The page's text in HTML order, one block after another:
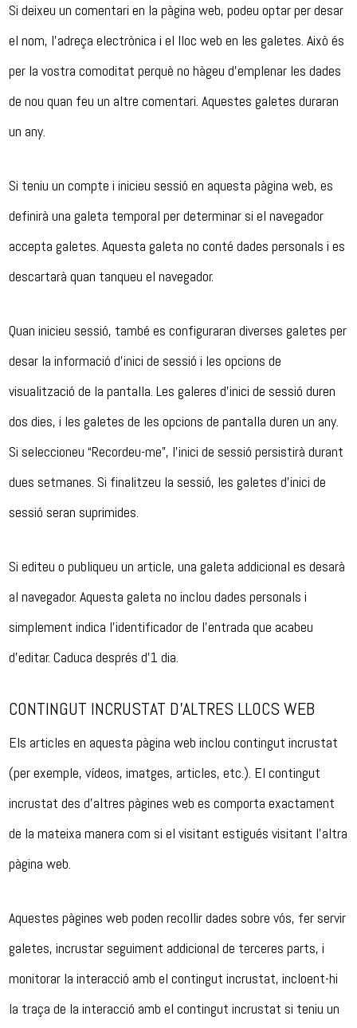
Si deixeu un comentari en la pàgina web, podeu optar per desar
el nom, l’adreça electrònica i el lloc web en les galetes. Això és
per la vostra comoditat perquè no hàgeu d’emplenar les dades
de nou quan feu un altre comentari. Aquestes galetes duraran
un any.
Si teniu un compte i inicieu sessió en aquesta pàgina web, es
definirà una galeta temporal per determinar si el navegador
accepta galetes. Aquesta galeta no conté dades personals i es
descartarà quan tanqueu el navegador.
Quan inicieu sessió, també es configuraran diverses galetes per
desar la informació d’inici de sessió i les opcions de
visualització de la pantalla. Les galeres d’inici de sessió duren
dos dies, i les galetes de les opcions de pantalla duren un any.
Si seleccioneu “Recordeu-me”, l’inici de sessió persistirà durant
dues setmanes. Si finalitzeu la sessió, les galetes d’inici de
sessió seran suprimides.
Si editeu o publiqueu un article, una galeta addicional es desarà
al navegador. Aquesta galeta no inclou dades personals i
simplement indica l’identificador de l’entrada que acabeu
d’editar. Caduca després d’1 dia.
CONTINGUT INCRUSTAT D’ALTRES LLOCS WEB
Els articles en aquesta pàgina web inclou contingut incrustat
(per exemple, vídeos, imatges, articles, etc.). El contingut
incrustat des d’altres pàgines web es comporta exactament
de la mateixa manera com si el visitant estigués visitant l’altra
pàgina web.
Aquestes pàgines web poden recollir dades sobre vós, fer servir
galetes, incrustar seguiment addicional de terceres parts, i
monitorar la interacció amb el contingut incrustat, incloent-hi
la traça de la interacció amb el contingut incrustat si teniu un